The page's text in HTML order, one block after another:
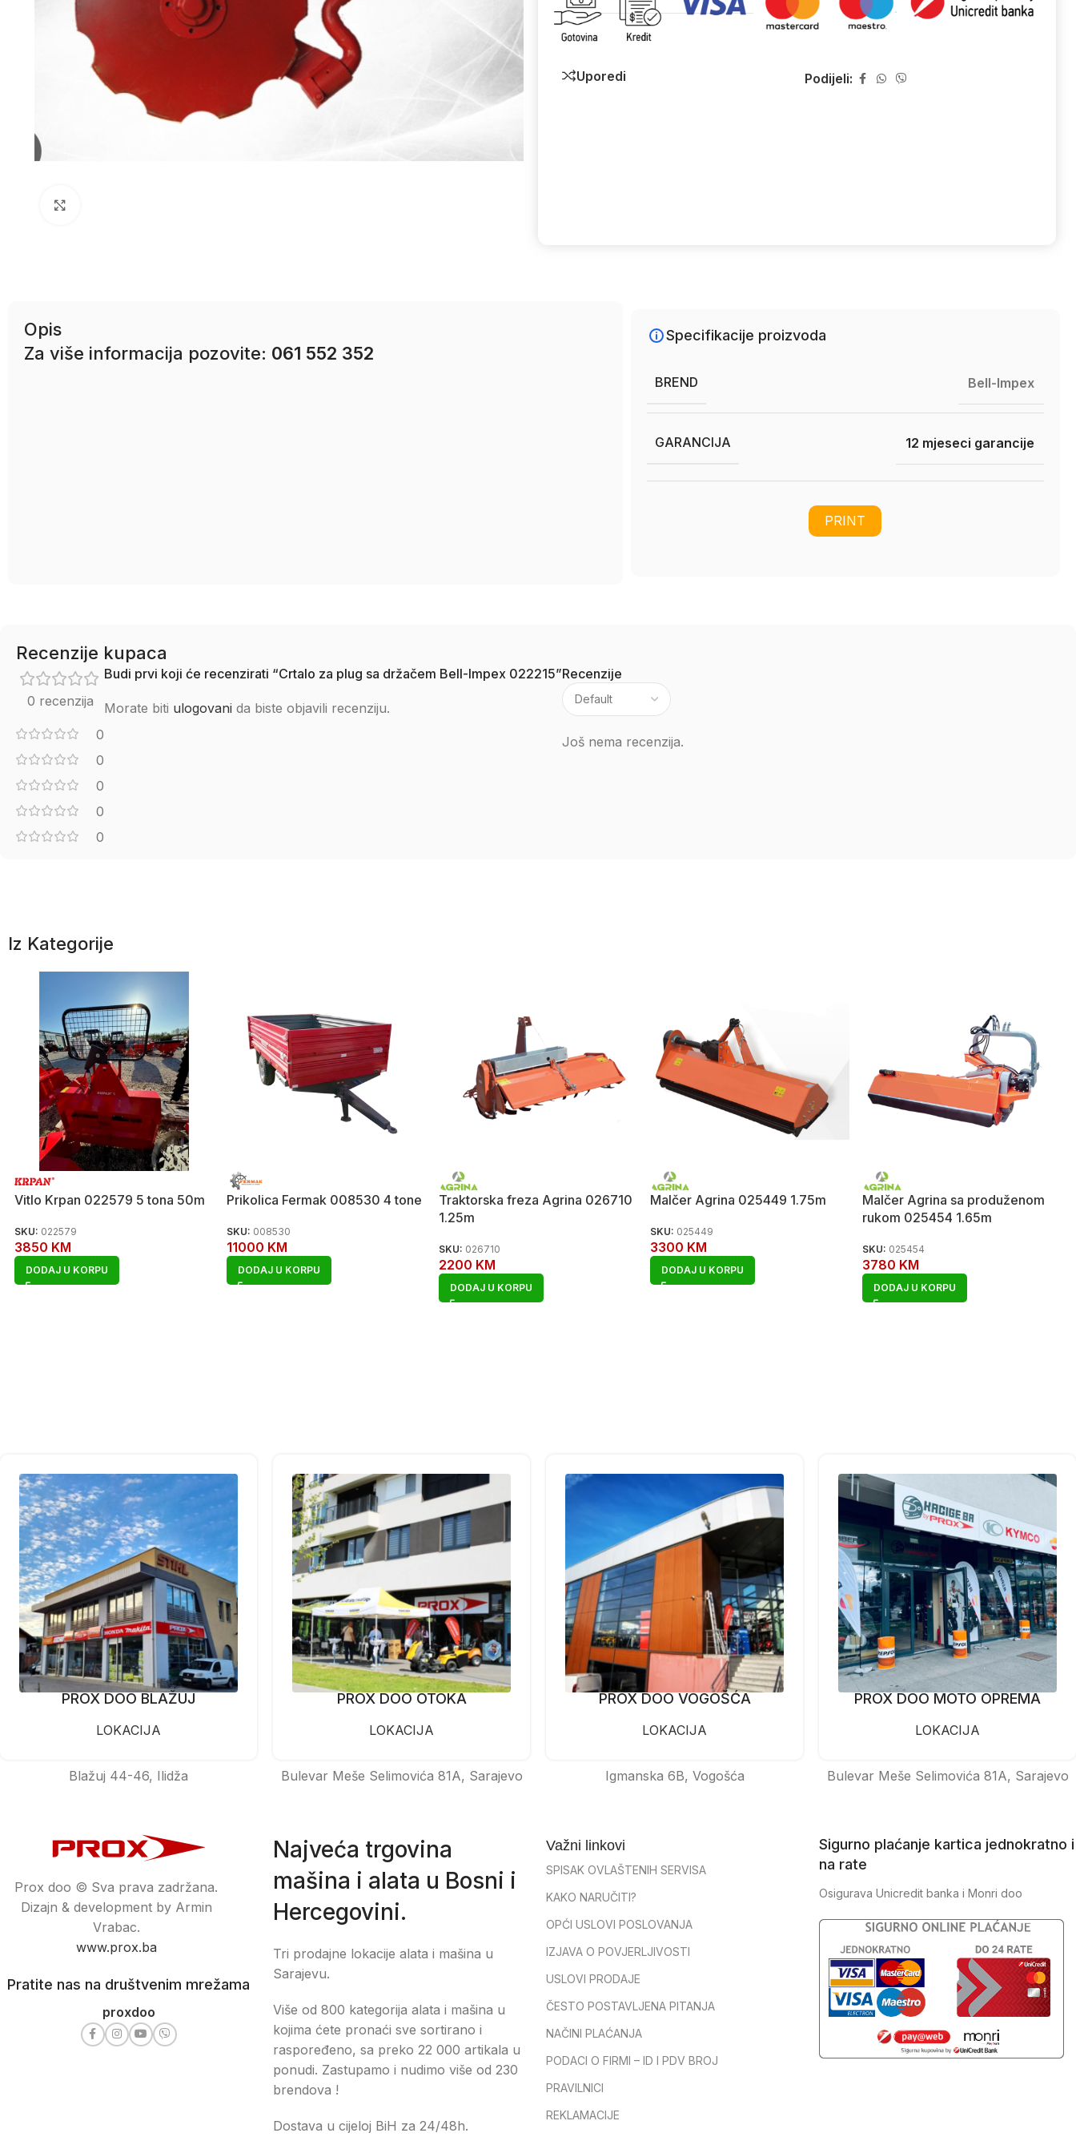
Uporedi Podijeli:
Opis
Za više informacija pozovite: 061 552 352
Specifikacije proizvoda
BREND Bell-Impex
GARANCIJA 12 mjeseci garancije
PRINT
Recenzije kupaca
0 recenzija
0
0
0
0
0
Recenzije
Još nema recenzija.
Budi prvi koji će recenzirati “Crtalo za plug sa držačem Bell-Impex 022215”
Morate biti ulogovani da biste objavili recenziju.
Iz Kategorije
Vitlo Krpan 022579 5 tona 50m
SKU: 022579
3850 KM
DODAJ U KORPU
Prikolica Fermak 008530 4 tone
SKU: 008530
11000 KM
DODAJ U KORPU
Traktorska freza Agrina 026710
1.25m
SKU: 026710
2200 KM
DODAJ U KORPU
Malčer Agrina 025449 1.75m
SKU: 025449
3300 KM
DODAJ U KORPU
Malčer Agrina sa produženom
rukom 025454 1.65m
SKU: 025454
3780 KM
DODAJ U KORPU
PROX DOO BLAŽUJ
LOKACIJA
Blažuj 44-46, Ilidža
PROX DOO OTOKA
LOKACIJA
Bulevar Meše Selimovića 81A, Sarajevo
PROX DOO VOGOŠĆA
LOKACIJA
Igmanska 6B, Vogošća
PROX DOO MOTO OPREMA
LOKACIJA
Bulevar Meše Selimovića 81A, Sarajevo
Prox doo © Sva prava zadržana.
Dizajn & development by Armin
Vrabac.
www.prox.ba
Pratite nas na društvenim mrežama
proxdoo
Najveća trgovina
mašina i alata u Bosni i
Hercegovini.
Tri prodajne lokacije alata i mašina u
Sarajevu.
Više od 800 kategorija alata i mašina u
kojima ćete pronaći sve sortirano i
raspoređeno, sa preko 22 000 artikala u
ponudi. Zastupamo i nudimo više od 230
brendova !
Dostava u cijeloj BiH za 24/48h.
Važni linkovi
SPISAK OVLAŠTENIH SERVISA
KAKO NARUČITI?
OPĆI USLOVI POSLOVANJA
IZJAVA O POVJERLJIVOSTI
USLOVI PRODAJE
ČESTO POSTAVLJENA PITANJA
NAČINI PLAĆANJA
PODACI O FIRMI – ID I PDV BROJ
PRAVILNICI
REKLAMACIJE
Sigurno plaćanje kartica jednokratno i
na rate
Osigurava Unicredit banka i Monri doo